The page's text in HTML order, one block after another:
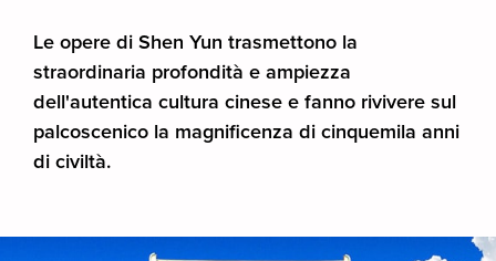
Le opere di Shen Yun trasmettono la
straordinaria profondità e ampiezza
dell'autentica cultura cinese e fanno rivivere sul
palcoscenico la magnificenza di cinquemila anni
di civiltà.